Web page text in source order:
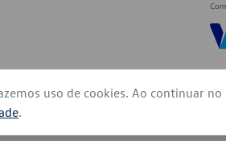
uso de cookies. Ao continuar
.